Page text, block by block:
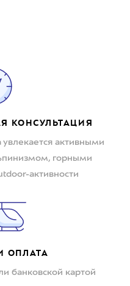
КОНСУЛЬТАЦИЯ
активными
горными
активности
ОПЛАТА
банковской картой